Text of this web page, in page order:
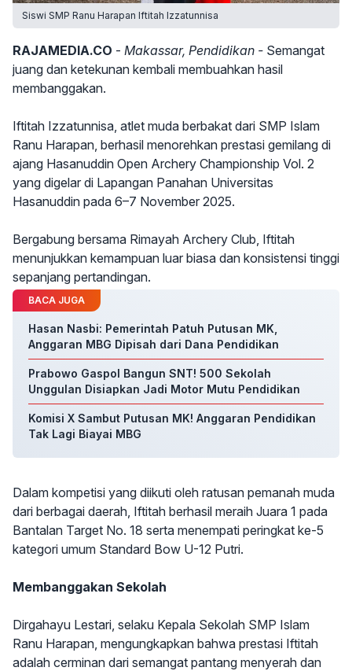
Siswi SMP Ranu Harapan Iftitah Izzatunnisa
RAJAMEDIA.CO - Makassar, Pendidikan - Semangat
juang dan ketekunan kembali membuahkan hasil
membanggakan.
Iftitah Izzatunnisa, atlet muda berbakat dari SMP Islam
Ranu Harapan, berhasil menorehkan prestasi gemilang di
ajang Hasanuddin Open Archery Championship Vol. 2
yang digelar di Lapangan Panahan Universitas
Hasanuddin pada 6–7 November 2025.
Bergabung bersama Rimayah Archery Club, Iftitah
menunjukkan kemampuan luar biasa dan konsistensi tinggi
sepanjang pertandingan.
BACA JUGA
Hasan Nasbi: Pemerintah Patuh Putusan MK,
Anggaran MBG Dipisah dari Dana Pendidikan
Prabowo Gaspol Bangun SNT! 500 Sekolah
Unggulan Disiapkan Jadi Motor Mutu Pendidikan
Komisi X Sambut Putusan MK! Anggaran Pendidikan
Tak Lagi Biayai MBG
Dalam kompetisi yang diikuti oleh ratusan pemanah muda
dari berbagai daerah, Iftitah berhasil meraih Juara 1 pada
Bantalan Target No. 18 serta menempati peringkat ke-5
kategori umum Standard Bow U-12 Putri.
Membanggakan Sekolah
Dirgahayu Lestari, selaku Kepala Sekolah SMP Islam
Ranu Harapan, mengungkapkan bahwa prestasi Iftitah
adalah cerminan dari semangat pantang menyerah dan